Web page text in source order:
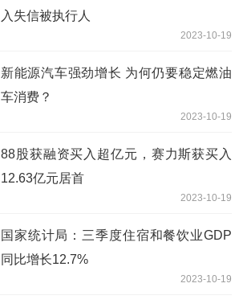
入失信被执行人
2023-10-19
新能源汽车强劲增长 为何仍要稳定燃油
车消费？
2023-10-19
88股获融资买入超亿元，赛力斯获买入
12.63亿元居首
2023-10-19
国家统计局：三季度住宿和餐饮业GDP
同比增长12.7%
2023-10-19